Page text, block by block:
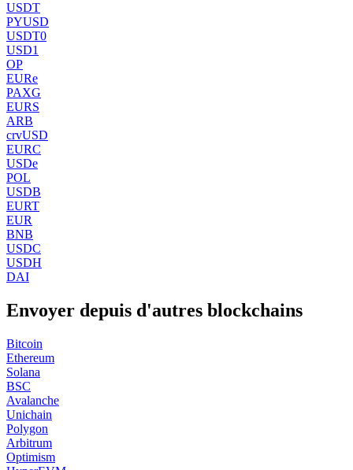
USDT
PYUSD
USDT0
USD1
OP
EURe
PAXG
EURS
ARB
crvUSD
EURC
USDe
POL
USDB
EURT
EUR
BNB
USDC
USDH
DAI
Envoyer depuis d'autres blockchains
Bitcoin
Ethereum
Solana
BSC
Avalanche
Unichain
Polygon
Arbitrum
Optimism